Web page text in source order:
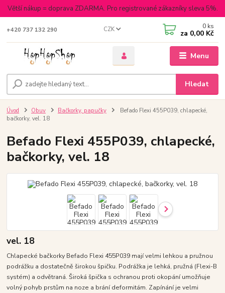
Větší nákup = doprava ZDARMA. Pro registrované zákazníky sleva 5%.
Menu
CZK
Hledat
+420 737 132 290 0 ks
za 0,00 Kč
Úvod Obuv Bačkorky, papučky
Befado Flexi 455P039, chlapecké,
bačkorky, vel. 18
Befado Flexi 455P039, chlapecké,
bačkorky, vel. 18
vel. 18
Chlapecké bačkorky Befado Flexi 455P039 mají velmi lehkou a pružnou
podrážku a dostatečně širokou špičku. Podrážka je lehká, pružná (Flexi-B
systém) a odvětraná. Široká špička s ochranou proti okopání umožňuje
volný pohyb prstům na noze a brání deformitám. Zapínání je velmi